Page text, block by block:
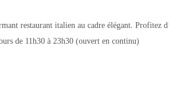
restaurant italien au cadre élégant. Profitez
de 11h30 à 23h30 (ouvert en continu)